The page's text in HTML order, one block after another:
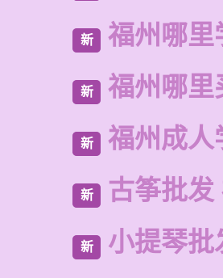
新 福州哪里
新 福州哪里
新 福州成人
新 古筝批
新 小提琴批